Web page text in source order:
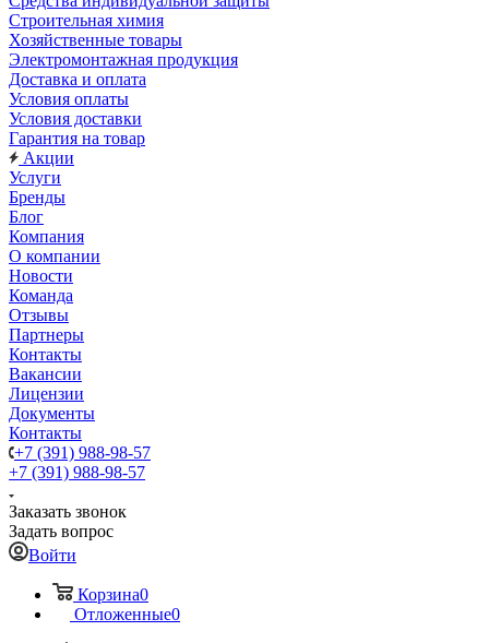
Строительная химия
Хозяйственные товары
Электромонтажная продукция
Доставка и оплата
Условия оплаты
Условия доставки
Гарантия на товар
Акции
Услуги
Бренды
Блог
Компания
О компании
Новости
Команда
Отзывы
Партнеры
Контакты
Вакансии
Лицензии
Документы
Контакты
+7 (391) 988-98-57
+7 (391) 988-98-57
Заказать звонок
Задать вопрос
Войти
Корзина0
Отложенные0